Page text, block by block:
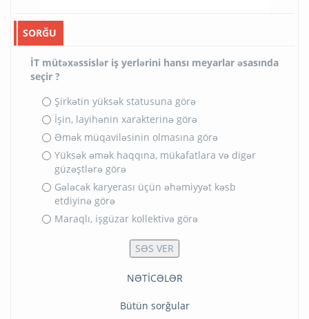
SORĞU
İT mütəxəssislər iş yerlərini hansı meyarlar əsasında
seçir ?
Şirkətin yüksək statusuna görə
İşin, layihənin xarakterinə görə
Əmək müqaviləsinin olmasına görə
Yüksək əmək haqqına, mükafatlara və digər
güzəştlərə görə
Gələcək karyerası üçün əhəmiyyət kəsb
etdiyinə görə
Maraqlı, işgüzar kollektivə görə
NƏTİCƏLƏR
Bütün sorğular